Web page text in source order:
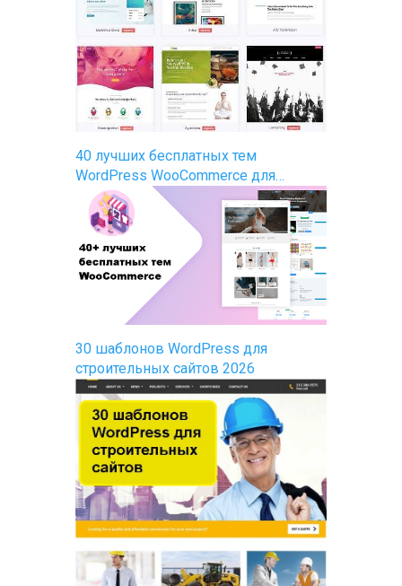
40 лучших бесплатных тем
WordPress WooCommerce для…
30 шаблонов WordPress для
строительных сайтов 2026